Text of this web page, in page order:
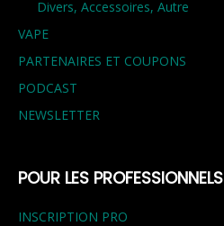
Divers, Accessoires, Autre
VAPE
PARTENAIRES ET COUPONS
PODCAST
NEWSLETTER
POUR LES PROFESSIONNELS
INSCRIPTION PRO